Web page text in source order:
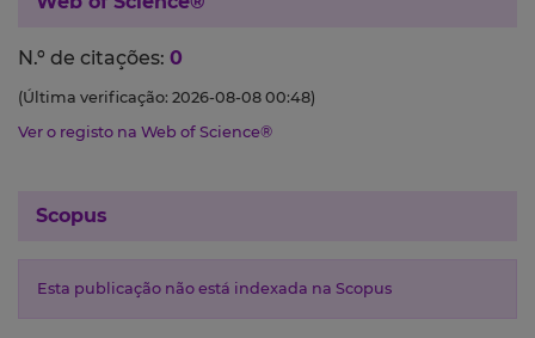
N.º de citações: 0
(Última verificação: 2026-08-08 00:48)
Ver o registo na Web of Science®
Scopus
Esta publicação não está indexada na Scopus